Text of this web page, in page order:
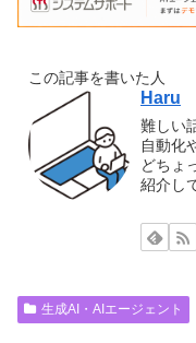
この記事を書いた人
Haru
難しい
自動化
どちょ
紹介し
生成AI・AIエージェント